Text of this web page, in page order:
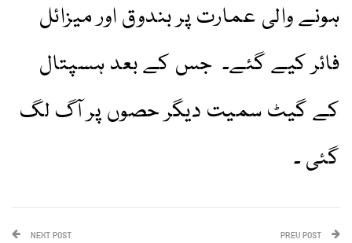
ہونے والی عمارت پر بندوق اور میزائل
فائر کیے گئے۔ جس کے بعد ہسپتال
کے گیٹ سمیت دیگر حصوں پر آگ لگ
گئی ۔
NEXT POST